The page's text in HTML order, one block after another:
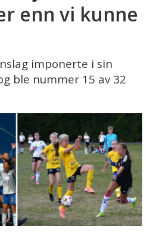
enn vi kunne
imponerte i sin
ble nummer 15 av 32